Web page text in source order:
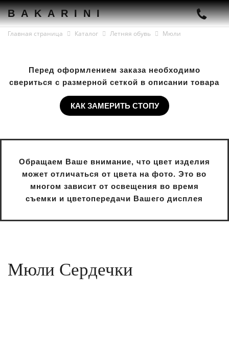
BAKARINI
Главная страница Каталог Летняя обувь Мюли
Перед оформлением заказа необходимо
свериться с размерной сеткой в описании товара
КАК ЗАМЕРИТЬ СТОПУ
Обращаем Ваше внимание, что цвет изделия
может отличаться от цвета на фото. Это во
многом зависит от освещения во время
съемки и цветопередачи Вашего дисплея
Мюли Сердечки